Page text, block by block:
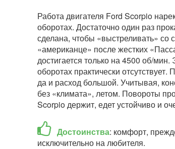
Работа двигателя Ford Scorpio
оборотах. Достаточно один раз
сделана, чтобы «выстреливать»
«американце» после жестких
достигается только на 4500 об/
оборотах практически
да и расход большой. Учитывая,
без «климата», летом. Повороты
Scorpio держит, едет устойчиво и
Достоинства: комфорт,
исключительно на любителя.